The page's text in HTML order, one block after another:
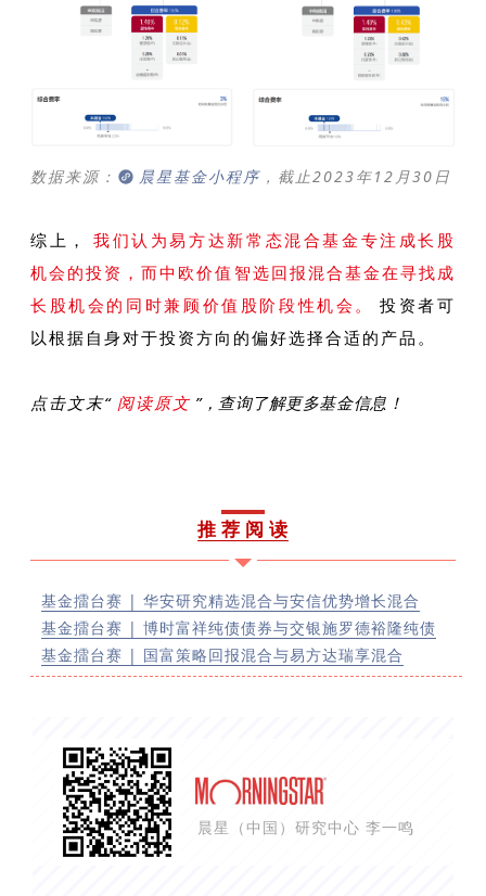
数据来源： 晨星基金小程序 ，截止2023年12月30日
综上，
我们认为易方达新常态混合基金专注成长股
机会的投资，而中欧价值智选回报混合基金在寻找成
长股机会的同时兼顾价值股阶段性机会。
投资者可
以根据自身对于投资方向的偏好选择合适的产品。
点击文末“ 阅读原文 ”，查询了解更多基金信息！
推 荐 阅 读
基金擂台赛 | 华安研究精选混合与安信优势增长混合
基金擂台赛 | 博时富祥纯债债券与交银施罗德裕隆纯债
基金擂台赛 | 国富策略回报混合与易方达瑞享混合
晨星（中国）研究中心 李一鸣